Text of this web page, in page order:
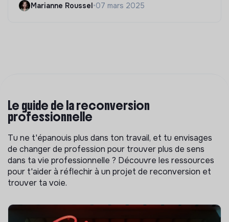
Marianne Roussel•07 mars 2025
Le guide de la reconversion
professionnelle
Tu ne t'épanouis plus dans ton travail, et tu envisages
de changer de profession pour trouver plus de sens
dans ta vie professionnelle ? Découvre les ressources
pour t'aider à réflechir à un projet de reconversion et
trouver ta voie.